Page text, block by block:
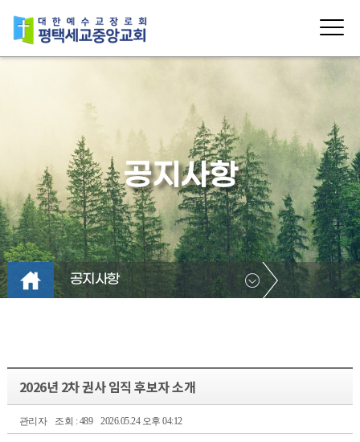
공지사항
공지사항
2026년 2차 권사 임직 후보자 소개
관리자 조회 : 489 2026.05.24 오후 04:12